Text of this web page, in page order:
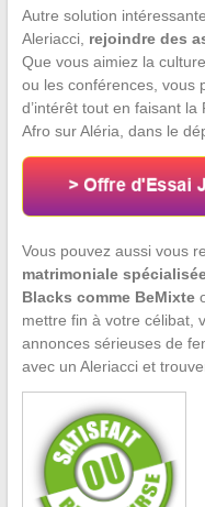
Autre solution
Aleriacci, rejoindre des
Que vous aimiez la
ou les conférences, vous
d’intérêt tout en faisant la
Afro sur Aléria, dans le
Vous pouvez aussi vous
matrimoniale
Blacks comme BeMixte
mettre fin à votre célibat,
annonces sérieuses de
avec un Aleriacci et